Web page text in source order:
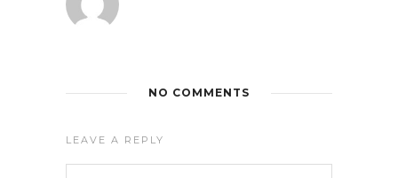
NO COMMENTS
LEAVE A REPLY